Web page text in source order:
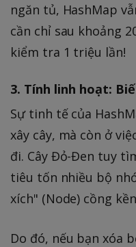
o
g
n
ngăn tủ, HashMap
cần chỉ sau khoảng
kiểm tra 1 triệu lần!
3. Tính linh hoạt:
Sự tinh tế của
xây cây, mà còn ở
đi. Cây Đỏ-Đen tuy
tiêu tốn nhiều bộ
xích" (Node) cồng
Do đó, nếu bạn xóa